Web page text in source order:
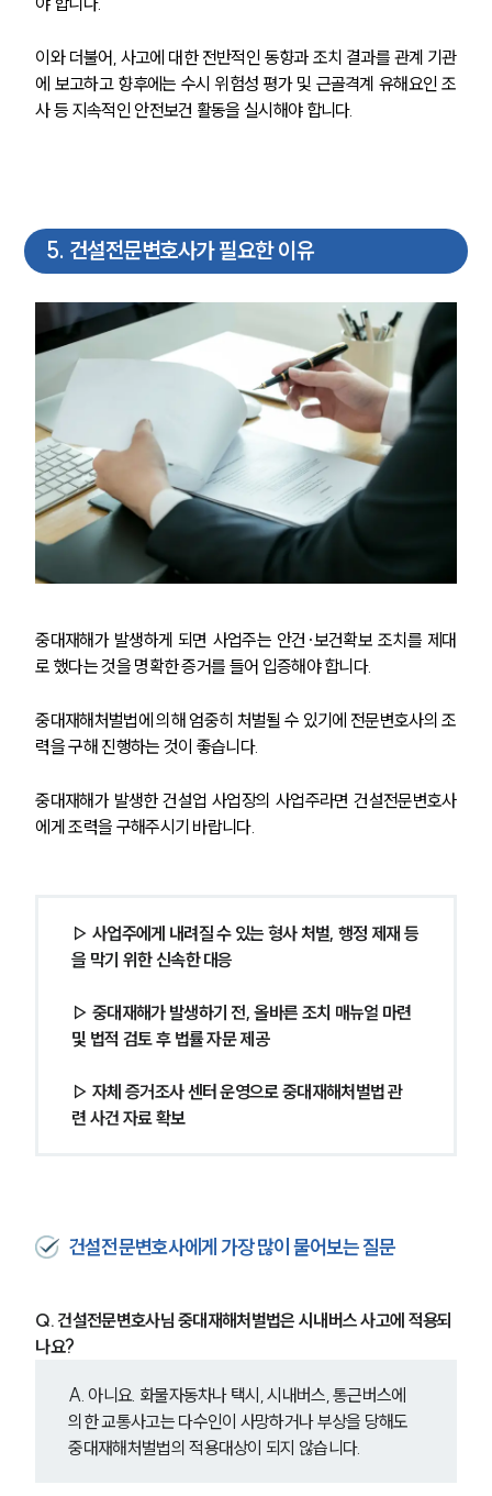
중대재해전문변호사
소식/자료
법률서식
뉴스레터/브로슈어
세미나
대륜법률상담예약
대륜법률상담예약
이와 더불어, 사고에 대한 전반적인 동향과 조치 결과를 관계 기관
에 보고하고 향후에는 수시 위험성 평가 및 근골격계 유해요인 조
사 등 지속적인 안전보건 활동을 실시해야 합니다.
5. 건설전문변호사가 필요한 이유
중대재해가 발생하게 되면 사업주는 안건·보건확보 조치를 제대
로 했다는 것을 명확한 증거를 들어 입증해야 합니다.
중대재해처벌법에 의해 엄중히 처벌될 수 있기에 전문변호사의 조
력을 구해 진행하는 것이 좋습니다.
중대재해가 발생한 건설업 사업장의 사업주라면 건설전문변호사
에게 조력을 구해주시기 바랍니다.
▷ 사업주에게 내려질 수 있는 형사 처벌, 행정 제재 등
을 막기 위한 신속한 대응
▷ 중대재해가 발생하기 전, 올바른 조치 매뉴얼 마련
및 법적 검토 후 법률 자문 제공
▷ 자체 증거조사 센터 운영으로 중대재해처벌법 관
련 사건 자료 확보
건설전문변호사에게 가장 많이 물어보는 질문
Q. 건설전문변호사님 중대재해처벌법은 시내버스 사고에 적용되
나요?
A. 아니요. 화물자동차나 택시, 시내버스, 통근버스에
의한 교통사고는 다수인이 사망하거나 부상을 당해도
중대재해처벌법의 적용대상이 되지 않습니다.